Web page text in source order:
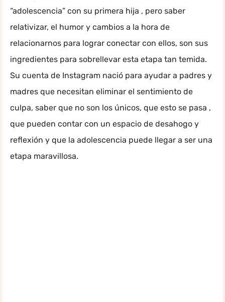
“adolescencia” con su primera hija , pero saber
relativizar, el humor y cambios a la hora de
relacionarnos para lograr conectar con ellos, son sus
ingredientes para sobrellevar esta etapa tan temida.
Su cuenta de Instagram nació para ayudar a padres y
madres que necesitan eliminar el sentimiento de
culpa, saber que no son los únicos, que esto se pasa ,
que pueden contar con un espacio de desahogo y
reflexión y que la adolescencia puede llegar a ser una
etapa maravillosa.